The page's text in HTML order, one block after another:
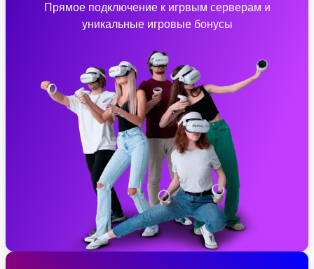
Прямое подключение к игрвым серверам и
уникальные игровые бонусы